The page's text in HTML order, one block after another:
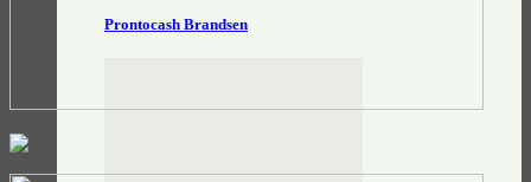
Prontocash Brandsen